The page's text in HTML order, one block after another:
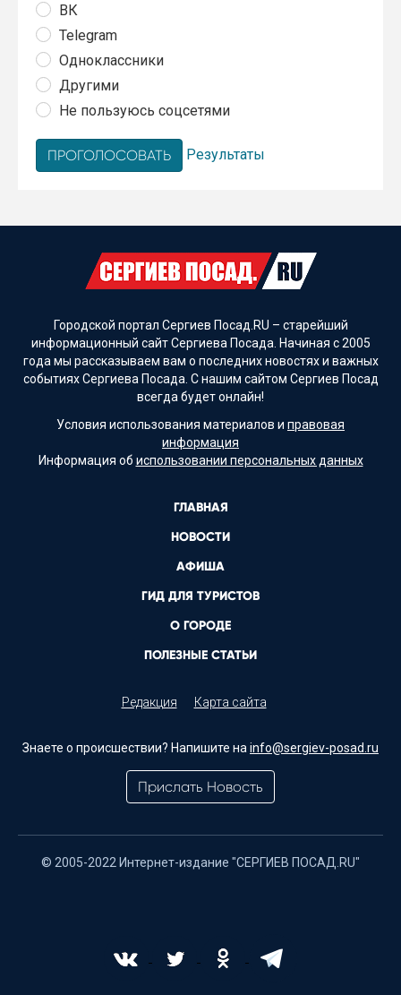
ВК
Telegram
Одноклассники
Другими
Не пользуюсь соцсетями
Результаты
Городской портал Сергиев Посад.RU – старейший
информационный сайт Сергиева Посада. Начиная с 2005
года мы рассказываем вам о последних новостях и важных
событиях Сергиева Посада. С нашим сайтом Сергиев Посад
всегда будет онлайн!
Условия использования материалов и правовая
информация
Информация об использовании персональных данных
ГЛАВНАЯ
НОВОСТИ
АФИША
ГИД ДЛЯ ТУРИСТОВ
О ГОРОДЕ
ПОЛЕЗНЫЕ СТАТЬИ
Редакция Карта сайта
Знаете о происшествии? Напишите на info@sergiev-posad.ru
Прислать Новость
© 2005-2022 Интернет-издание "СЕРГИЕВ ПОСАД.RU"